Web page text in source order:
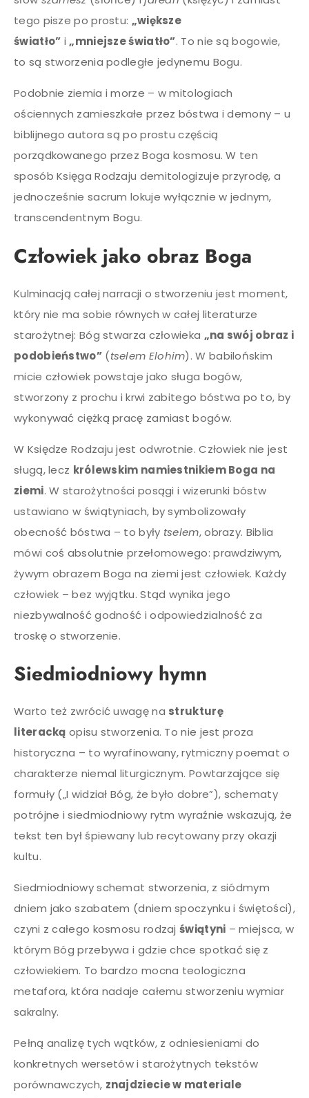
tego pisze po prostu: „większe
światło” i„mniejsze światło”. To nie są bogowie,
to są stworzenia podległe jedynemu Bogu.
Podobnie ziemia i morze – w mitologiach
ościennych zamieszkałe przez bóstwa i demony – u
biblijnego autora są po prostu częścią
porządkowanego przez Boga kosmosu. W ten
sposób Księga Rodzaju demitologizuje przyrodę, a
jednocześnie sacrum lokuje wyłącznie w jednym,
transcendentnym Bogu.
Człowiek jako obraz Boga
Kulminacją całej narracji o stworzeniu jest moment,
który nie ma sobie równych w całej literaturze
starożytnej: Bóg stwarza człowieka „na swój obraz i
podobieństwo”(tselem Elohim). W babilońskim
micie człowiek powstaje jako sługa bogów,
stworzony z prochu i krwi zabitego bóstwa po to, by
wykonywać ciężką pracę zamiast bogów.
W Księdze Rodzaju jest odwrotnie. Człowiek nie jest
sługą, lecz królewskim namiestnikiem Boga na
ziemi. W starożytności posągi i wizerunki bóstw
ustawiano w świątyniach, by symbolizowały
obecność bóstwa – to były tselem, obrazy. Biblia
mówi coś absolutnie przełomowego: prawdziwym,
żywym obrazem Boga na ziemi jest człowiek. Każdy
człowiek – bez wyjątku. Stąd wynika jego
niezbywalność godność i odpowiedzialność za
troskę o stworzenie.
Siedmiodniowy hymn
Warto też zwrócić uwagę na strukturę
literacką opisu stworzenia. To nie jest proza
historyczna – to wyrafinowany, rytmiczny poemat o
charakterze niemal liturgicznym. Powtarzające się
formuły („I widział Bóg, że było dobre”), schematy
potrójne i siedmiodniowy rytm wyraźnie wskazują, że
tekst ten był śpiewany lub recytowany przy okazji
kultu.
Siedmiodniowy schemat stworzenia, z siódmym
dniem jako szabatem (dniem spoczynku i świętości),
czyni z całego kosmosu rodzaj świątyni – miejsca, w
którym Bóg przebywa i gdzie chce spotkać się z
człowiekiem. To bardzo mocna teologiczna
metafora, która nadaje całemu stworzeniu wymiar
sakralny.
Pełną analizę tych wątków, z odniesieniami do
konkretnych wersetów i starożytnych tekstów
porównawczych, znajdziecie w materiale